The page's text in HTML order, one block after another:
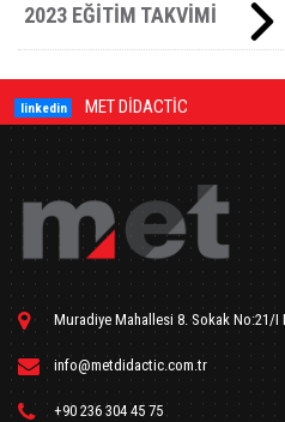
2023 EĞİTİM TAKVİMİ
linkedin MET DİDACTİC
Muradiye Mahallesi 8. Sokak No:21/I
info@metdidactic.com.tr
+90 236 304 45 75